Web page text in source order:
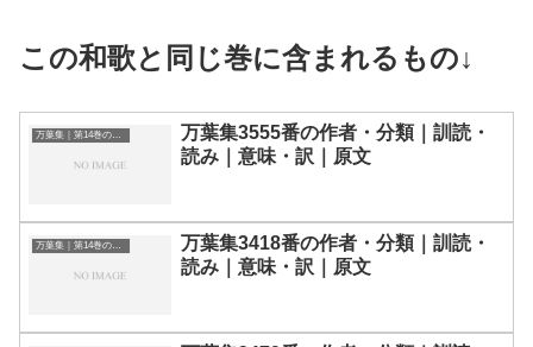
この和歌と同じ巻に含まれるもの↓
万葉集｜第14巻の和歌一覧
万葉集3555番の作者・分類｜訓読・
読み｜意味・訳｜原文
万葉集｜第14巻の和歌一覧
万葉集3418番の作者・分類｜訓読・
読み｜意味・訳｜原文